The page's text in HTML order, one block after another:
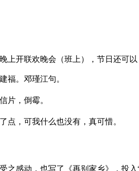
上开联欢晚会（班上），节日还可
福。邓瑾江句。
片，倒霉。
点，可我什么也没有，真可惜。
之感动，也写了《再别家乡》，投